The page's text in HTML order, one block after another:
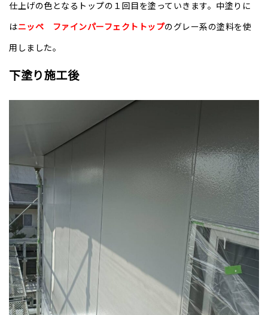
仕上げの色となるトップの１回目を塗っていきます。中塗りに
はニッペ ファインパーフェクトトップのグレー系の塗料を使
用しました。
下塗り施工後